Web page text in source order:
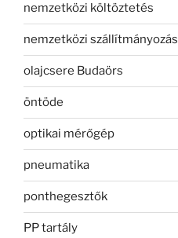
nemzetközi költöztetés
nemzetközi szállítmányozás
olajcsere Budaörs
öntöde
optikai mérőgép
pneumatika
ponthegesztők
PP tartály